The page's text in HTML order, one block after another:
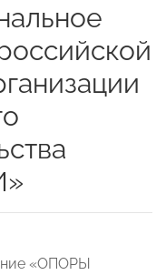
«ОПОРЫ